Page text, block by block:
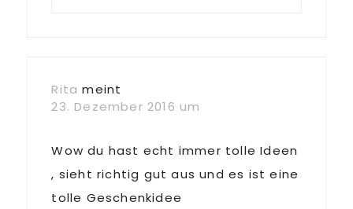
Rita meint
23. Dezember 2016 um
Wow du hast echt immer tolle Ideen
, sieht richtig gut aus und es ist eine
tolle Geschenkidee